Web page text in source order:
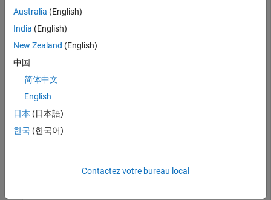
UsefindPlotter
Australia (English)
India (English)
New Zealand (English)
中国
简体中文
English
日本 (日本語)
한국 (한국어)
Contactez votre bureau local